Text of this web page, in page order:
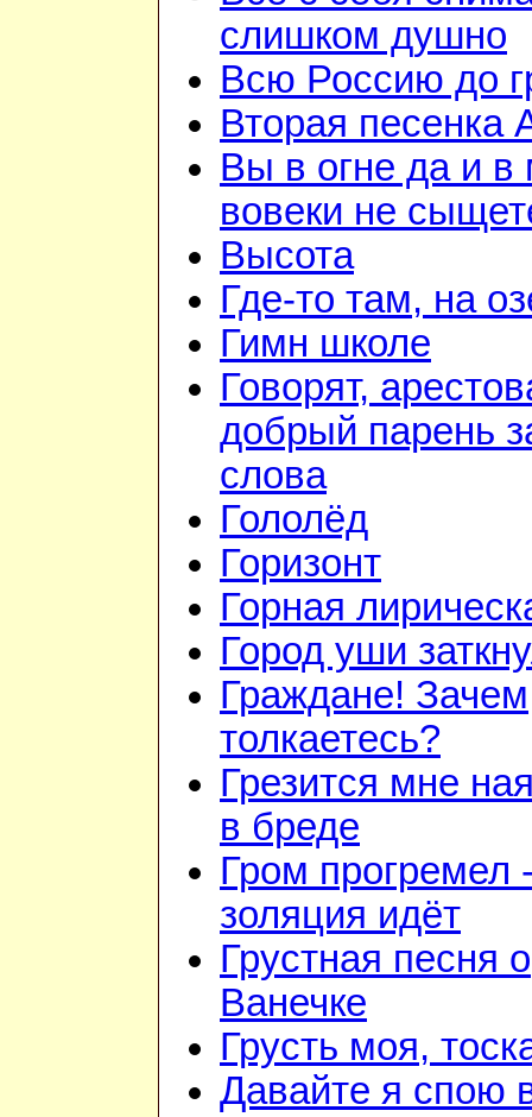
слишком душно
Всю Россию до
Вторая песенка
Вы в огне да и в
вовеки не
Высота
Где-то там, на
Гимн школе
Говорят,
добрый парень
слова
Гололёд
Горизонт
Горная
Город уши
Граждане! Зачем
толкаетесь?
Грезится мне
в бреде
Гром прогремел
золяция идёт
Грустная песня о
Ванечке
Грусть моя,
Давайте я спою